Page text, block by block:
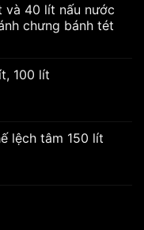
và 40 lít nấu nước
chưng bánh tét
100 lít
lệch tâm 150 lít